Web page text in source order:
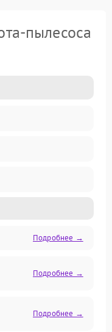
пылесоса
Подробнее →
Подробнее →
Подробнее →